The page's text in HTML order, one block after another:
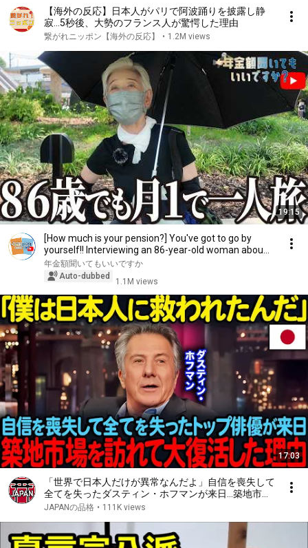
【海外の反応】日本人がパリで阿波踊りを披露し静
寂…5秒後、大勢のフランス人が驚愕した理由
繋がれニッポン【海外の反応】 • 1.2M views
19:15
[How much is your pension?] You've got to go by
yourself!! Interviewing an 86-year-old woman abou...
年金額聞いてもいいですか
Auto-dubbed
1.1M views
17:03
「世界で日本人だけが異常なんだよ」自信を喪失して
全てを失ったダスティン・ホフマンが来日…築地市場
を訪れて大復活した理由【海外の反応】
JAPANの品格 • 111K views